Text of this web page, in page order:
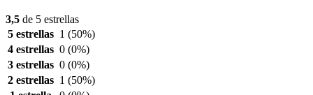
3,5 de 5 estrellas
5 estrellas 1 (50%)
4 estrellas 0 (0%)
3 estrellas 0 (0%)
2 estrellas 1 (50%)